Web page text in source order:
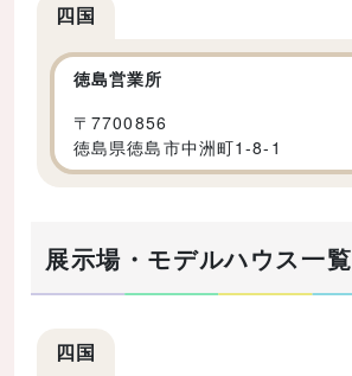
四国
徳島営業所
〒7700856
徳島県徳島市中洲町1-8-1
展示場・モデルハウス一覧
四国